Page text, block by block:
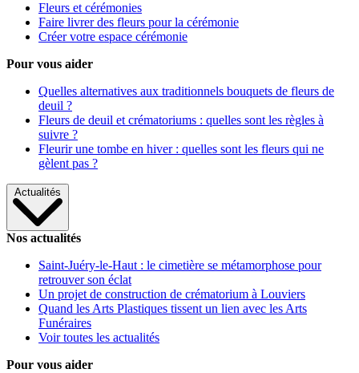
Fleurs et cérémonies
Faire livrer des fleurs pour la cérémonie
Créer votre espace cérémonie
Pour vous aider
Quelles alternatives aux traditionnels bouquets de fleurs de
deuil ?
Fleurs de deuil et crématoriums : quelles sont les règles à
suivre ?
Fleurir une tombe en hiver : quelles sont les fleurs qui ne
gèlent pas ?
Actualités
Nos actualités
Saint-Juéry-le-Haut : le cimetière se métamorphose pour
retrouver son éclat
Un projet de construction de crématorium à Louviers
Quand les Arts Plastiques tissent un lien avec les Arts
Funéraires
Voir toutes les actualités
Pour vous aider